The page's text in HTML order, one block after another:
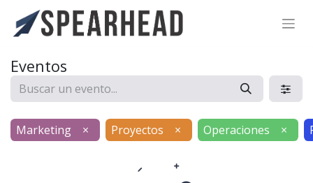
Eventos
Marketing × Proyectos × Operaciones ×